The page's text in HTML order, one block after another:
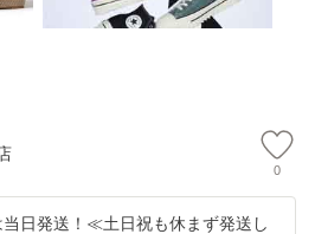
0
日発送！≪土日祝も休まず発送し